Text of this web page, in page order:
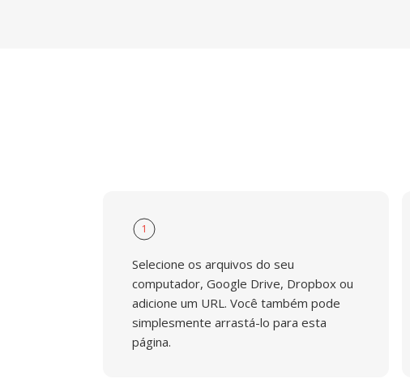
1
Selecione os arquivos do seu
computador, Google Drive, Dropbox ou
adicione um URL. Você também pode
simplesmente arrastá-lo para esta
página.